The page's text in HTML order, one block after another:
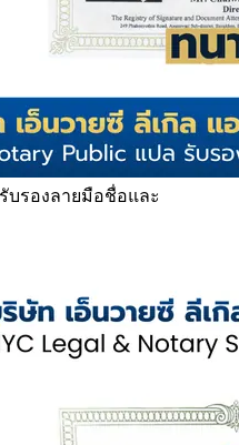
บรองลายมือชื่อและ